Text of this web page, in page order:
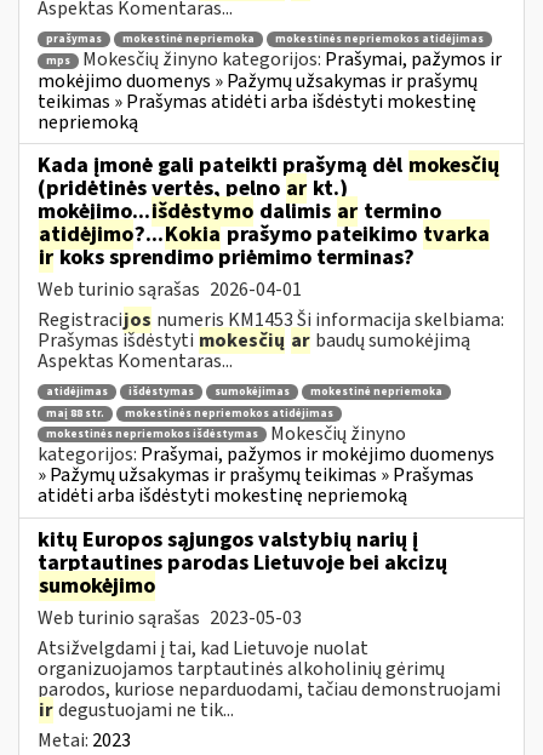
Aspektas Komentaras...
prašymas mokestinė nepriemoka
mokestinės nepriemokos atidėjimas
mps
Mokesčių žinyno kategorijos: Prašymai, pažymos ir
mokėjimo duomenys » Pažymų užsakymas ir prašymų
teikimas » Prašymas atidėti arba išdėstyti mokestinę
nepriemoką
Kada įmonė gali pateikti prašymą dėl mokesčių
(pridėtinės vertės, pelno ar kt.)
mokėjimo...išdėstymo dalimis ar termino
atidėjimo?...Kokiaprašymo pateikimo tvarka
irkoks sprendimo priėmimo terminas?
Web turinio sąrašas 2026-04-01
Registracijos numeris KM1453 Ši informacija skelbiama:
Prašymas išdėstyti mokesčių ar baudų sumokėjimą
Aspektas Komentaras...
atidėjimas išdėstymas sumokėjimas
mokestinė nepriemoka
maį 88 str.
mokestinės nepriemokos atidėjimas
mokestinės nepriemokos išdėstymas
Mokesčių žinyno
kategorijos: Prašymai, pažymos ir mokėjimo duomenys
» Pažymų užsakymas ir prašymų teikimas » Prašymas
atidėti arba išdėstyti mokestinę nepriemoką
kitų Europos sąjungos valstybių narių į
tarptautines parodas Lietuvoje bei akcizų
sumokėjimo
Web turinio sąrašas 2023-05-03
Atsižvelgdami į tai, kad Lietuvoje nuolat
organizuojamos tarptautinės alkoholinių gėrimų
parodos, kuriose neparduodami, tačiau demonstruojami
irdegustuojami ne tik...
Metai: 2023